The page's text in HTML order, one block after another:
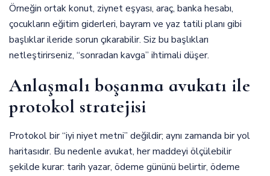
Örneğin ortak konut, ziynet eşyası, araç, banka hesabı,
çocukların eğitim giderleri, bayram ve yaz tatili planı gibi
başlıklar ileride sorun çıkarabilir. Siz bu başlıkları
netleştirirseniz, “sonradan kavga” ihtimali düşer.
Anlaşmalı boşanma avukatı ile
protokol stratejisi
Protokol bir “iyi niyet metni” değildir; aynı zamanda bir yol
haritasıdır. Bu nedenle avukat, her maddeyi ölçülebilir
şekilde kurar: tarih yazar, ödeme gününü belirtir, ödeme